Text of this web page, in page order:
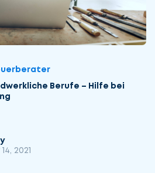
Berufe – Hilfe bei
2021